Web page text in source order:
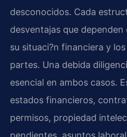
desconocidos. Cada
desventajas que
su situaci?n financiera y
partes. Una debida
esencial en ambos casos.
estados financieros,
permisos, propiedad